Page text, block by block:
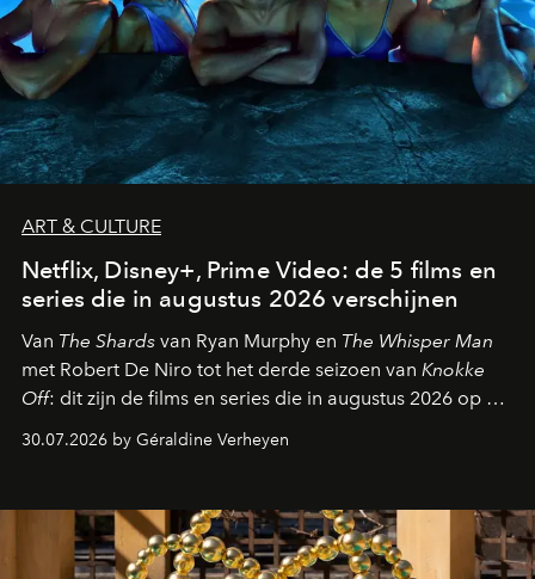
ART & CULTURE
Netflix, Disney+, Prime Video: de 5 films en
series die in augustus 2026 verschijnen
Van The Shards van Ryan Murphy en The Whisper Man
met Robert De Niro tot het derde seizoen van Knokke
Off: dit zijn de films en series die in augustus 2026 op de
streamingplatformen verschijnen.
30.07.2026 by Géraldine Verheyen